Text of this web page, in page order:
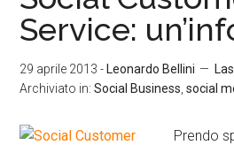
Service:
29 aprile 2013 - Leonardo Bellini
Archiviato in:Social Business ,social
Prendo